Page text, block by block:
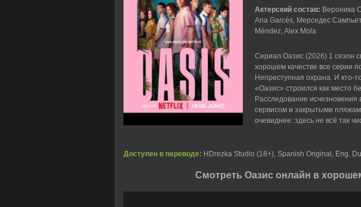
Актерский состав: Вероника
Ana Garcés, Мерседес
Méndez, Alex Mola
Сериал Оазис (2026) 1 сезон
хорошем качестве все серии
Непреступная охрана. И кто-
«Оазис» строился как место
Расследование исчезновения
сервисом и закрытыми
очевиднее: здесь не всё так
Доступен в переводе: HDrezka Studio (18+), Spanish Original, Eng.
Смотреть Оазис онлайн в